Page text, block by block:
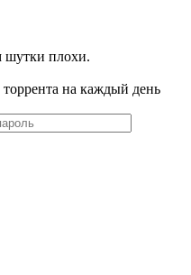
шутки плохи.
на каждый день